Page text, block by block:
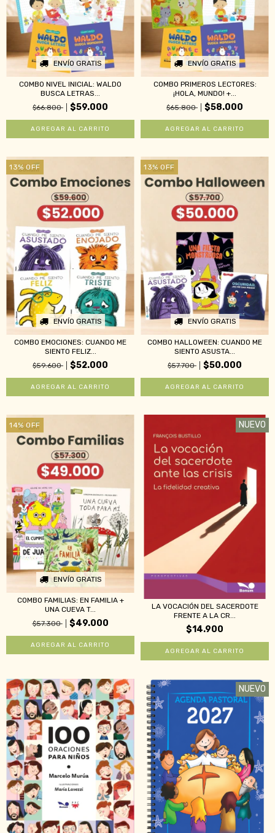
ENVÍO GRATIS
COMBO NIVEL INICIAL: WALDO
BUSCA LETRAS...
$66.800
$59.000
ENVÍO GRATIS
COMBO PRIMEROS LECTORES:
¡HOLA, MUNDO! +...
$65.800
$58.000
13% OFF
ENVÍO GRATIS
COMBO EMOCIONES: CUANDO ME
SIENTO FELIZ...
$59.600
$52.000
13% OFF
ENVÍO GRATIS
COMBO HALLOWEEN: CUANDO ME
SIENTO ASUSTA...
$57.700
$50.000
14% OFF
ENVÍO GRATIS
COMBO FAMILIAS: EN FAMILIA +
UNA CUEVA T...
$57.300
$49.000
NUEVO
LA VOCACIÓN DEL SACERDOTE
FRENTE A LA CR...
$14.900
NUEVO